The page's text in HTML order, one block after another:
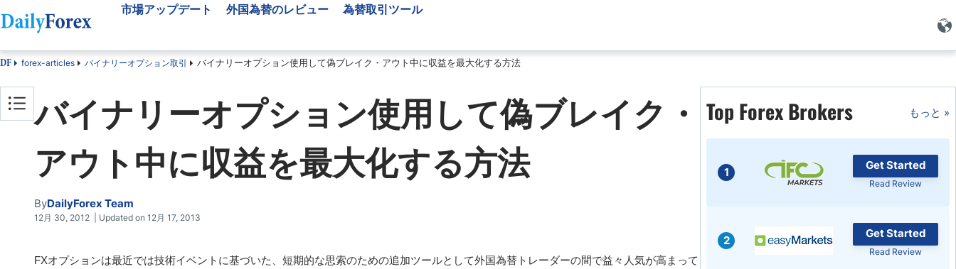
市場アップデート
為替ニュース
FXテクニカル分析
FX指標
外国為替ニュースレタ
FX情報商材
外国為替の基礎知識
外国為替のレビュー
FX業者比較
日本のFX業者
海外のFX業者
レビューでは、もっと
ベスト FX ボーナス
完全なブローカーのリスト
為替取引ツール
ブローカー選択支援
DF forex-articles バイナリーオプション取引 バイナリーオプション使用して偽ブレイク・アウト中に収益を最大化する方法
バイナリーオプション使用して偽ブレイク・
アウト中に収益を最大化する方法
ByDailyForex Team
12月 30, 2012 | Updated on 12月 17, 2013
FXオプションは最近では技術イベントに基づいた、短期的な思索のための追加ツールとして外国為替トレーダーの間で益々人気が高まって
Top Forex Brokers もっと »
1
Get Started
Read Review
2
Get Started
Read Review